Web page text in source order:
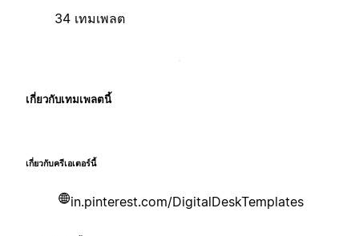
34 เทมเพลต
เกี่ยวกับเทมเพลตนี้
เกี่ยวกับครีเอเตอร์นี้
in.pinterest.com/DigitalDeskTemplates